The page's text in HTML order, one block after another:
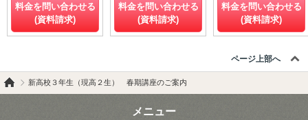
料金を問い合わせる
(資料請求)
料金を問い合わせる
(資料請求)
料金を問い合わせる
(資料請求)
ページ上部へ
新高校３年生（現高２生） 春期講座のご案内
メニュー